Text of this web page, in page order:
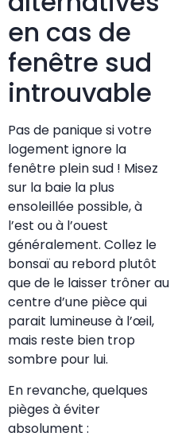
en cas de
fenêtre sud
introuvable
Pas de panique si votre
logement ignore la
fenêtre plein sud ! Misez
sur la baie la plus
ensoleillée possible, à
l’est ou à l’ouest
généralement. Collez le
bonsaï au rebord plutôt
que de le laisser trôner au
centre d’une pièce qui
parait lumineuse à l’œil,
mais reste bien trop
sombre pour lui.
En revanche, quelques
pièges à éviter
absolument :